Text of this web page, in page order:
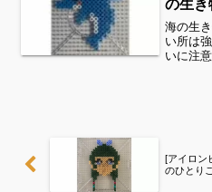
の生き
海の生
い所は
いに注
[アイロ
のひとり